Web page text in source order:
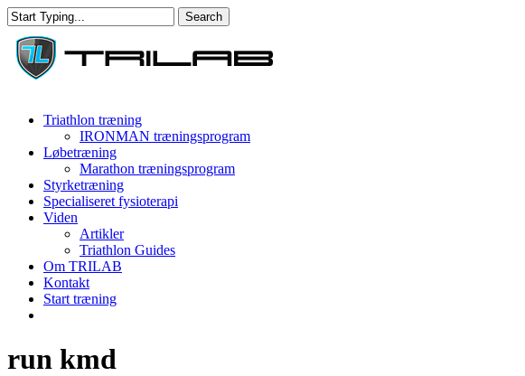
Skip
to
main
content
Search
Close
Search
Menu
Triathlon træning
IRONMAN træningsprogram
Løbetræning
Marathon træningsprogram
Styrketræning
Specialiseret fysioterapi
Viden
Artikler
Triathlon Guides
Om TRILAB
Kontakt
Start træning
run kmd